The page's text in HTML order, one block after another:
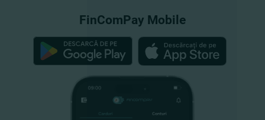
FinComPay Mobile